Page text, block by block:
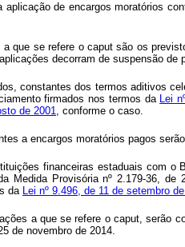
de encargos moratórios
a que se refere o caputsão os
decorram de suspensão de
constantes dos termos aditivos
firmados nos termos da Lei
de 2001, conforme o caso.
a encargos moratórios pagos
financeiras estaduais com o
Medida Provisória nº 2.179-36,
da Lei nº 9.496, de 11 de setembro
a que se refere ocaput, serão
de novembro de 2014.